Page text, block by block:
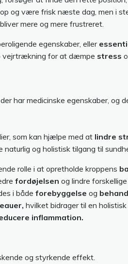
og være frisk næste dag, men i
mere og mere frustreret.
egenskaber, eller
vejrtrækning for at dæmpe stress
har medicinske egenskaber, og
som kan hjælpe med at lindre
og holistisk tilgang til
rolle i at opretholde kroppens
fordøjelsen og lindre
i både forebyggelse og
hvilket bidrager til en
inflammation.
og styrkende effekt.